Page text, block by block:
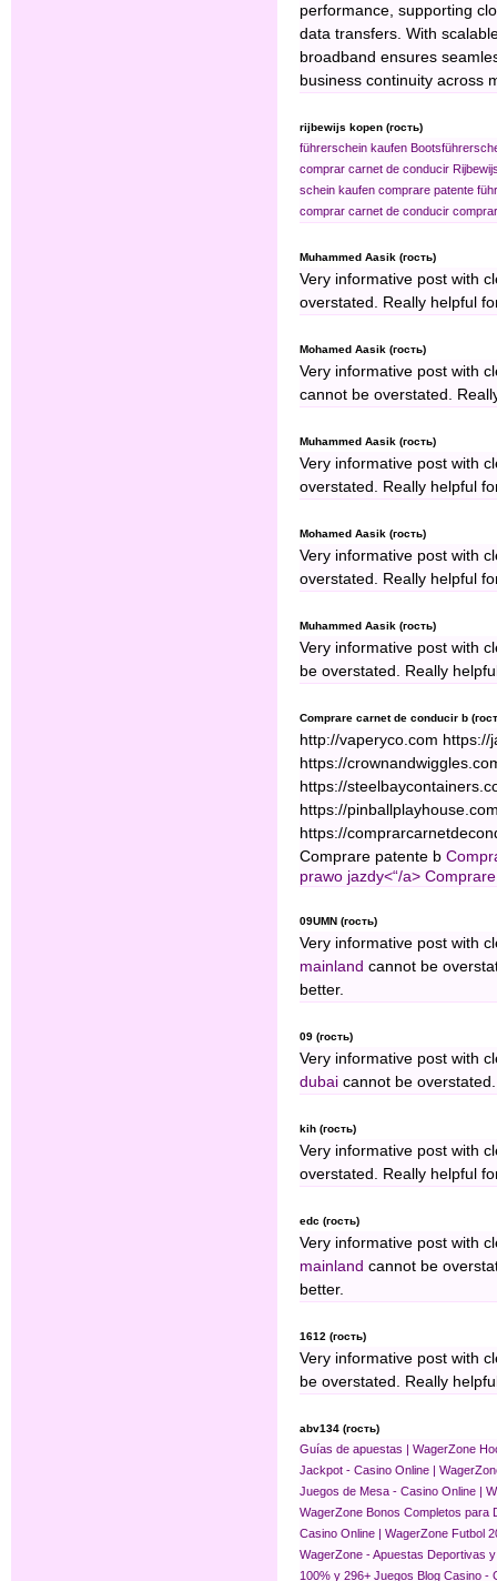
performance, supporting
data transfers. With
broadband ensures
business continuity across
rijbewijs kopen (гость)
führerschein kaufen
comprar carnet de conducir
schein kaufen comprare patente
comprar carnet de conducir
Muhammed Aasik (гость)
Very informative post with
overstated. Really helpful
Mohamed Aasik (гость)
Very informative post with
cannot be overstated.
Muhammed Aasik (гость)
Very informative post with
overstated. Really helpful
Mohamed Aasik (гость)
Very informative post with
overstated. Really helpful
Muhammed Aasik (гость)
Very informative post with
be overstated. Really
Comprare carnet de conducir b
http://vaperyco.com
https://
https://
https://
https://
Comprare patente b
prawo jazdy<“/a>
09UMN (гость)
Very informative post with
mainland cannot be
better.
09 (гость)
Very informative post with
dubai cannot be
kih (гость)
Very informative post with
overstated. Really helpful
edc (гость)
Very informative post with
mainland cannot be
better.
1612 (гость)
Very informative post with
be overstated. Really
abv134 (гость)
Guías de apuestas | WagerZone
Jackpot - Casino Online |
Juegos de Mesa - Casino Online |
WagerZone Bonos Completos para
Casino Online | WagerZone Futbol
WagerZone - Apuestas Deportivas
100% y 296+ Juegos Blog Casino -